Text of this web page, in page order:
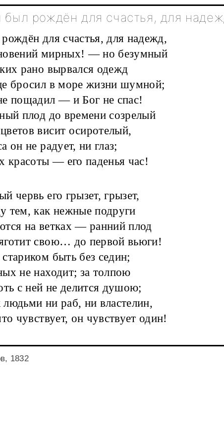
был рождён для счастья, для
для счастья, для надежд,
мирных! — но безумный
рано вырвался одежд
бросил в море жизни шумной;
пощадил — и Бог не спас!
плод до времени созрелый
висит осиротелый,
он не радует, ни глаз;
красоты — его паденья час!
червь его грызет, грызет,
тем, как нежные подруги
на ветках — ранний плод
свою… до первой вьюги!
быть без седин;
не находит; за толпою
с ней не делится душою;
ни раб, ни властелин,
чувствует, он чувствует один!
1832